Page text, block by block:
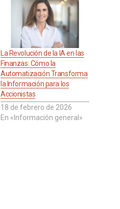
La Revolución de la IA en las
Finanzas: Cómo la
Automatización Transforma
la Información para los
Accionistas
18 de febrero de 2026
En «Información general»